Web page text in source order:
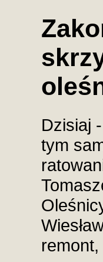
Dzisiaj
tym